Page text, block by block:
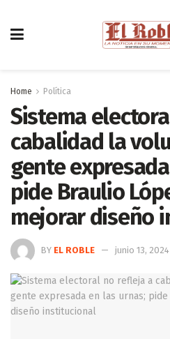
Home Política
Sistema
cabalidad la
gente
pide Braulio
mejorar diseño
BY EL ROBLE junio 13, 2024